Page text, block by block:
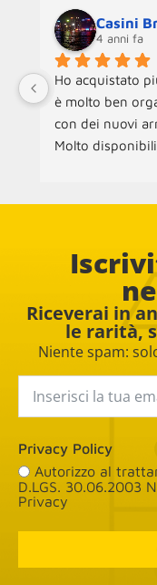
Casini
4 anni fa
Ho acquistato
è molto ben
con dei nuovi
Molto
Riceverai in
le rarità,
Niente spam:
Privacy Policy
Autorizzo al
D.LGS. 30.06.2003
Privacy